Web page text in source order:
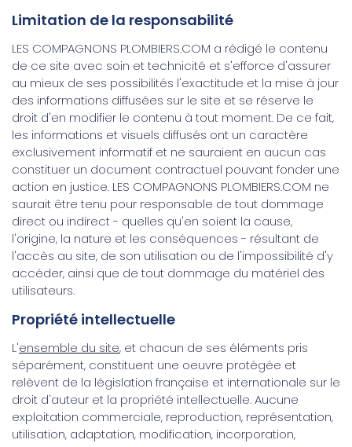
Limitation de la responsabilité
LES COMPAGNONS PLOMBIERS.COM a rédigé le contenu
de ce site avec soin et technicité et s'efforce d'assurer
au mieux de ses possibilités l'exactitude et la mise à jour
des informations diffusées sur le site et se réserve le
droit d'en modifier le contenu à tout moment. De ce fait,
les informations et visuels diffusés ont un caractère
exclusivement informatif et ne sauraient en aucun cas
constituer un document contractuel pouvant fonder une
action en justice. LES COMPAGNONS PLOMBIERS.COM ne
saurait être tenu pour responsable de tout dommage
direct ou indirect - quelles qu'en soient la cause,
l'origine, la nature et les conséquences - résultant de
l'accès au site, de son utilisation ou de l'impossibilité d'y
accéder, ainsi que de tout dommage du matériel des
utilisateurs.
Propriété intellectuelle
L'ensemble du site, et chacun de ses éléments pris
séparément, constituent une oeuvre protégée et
relèvent de la législation française et internationale sur le
droit d'auteur et la propriété intellectuelle. Aucune
exploitation commerciale, reproduction, représentation,
utilisation, adaptation, modification, incorporation,